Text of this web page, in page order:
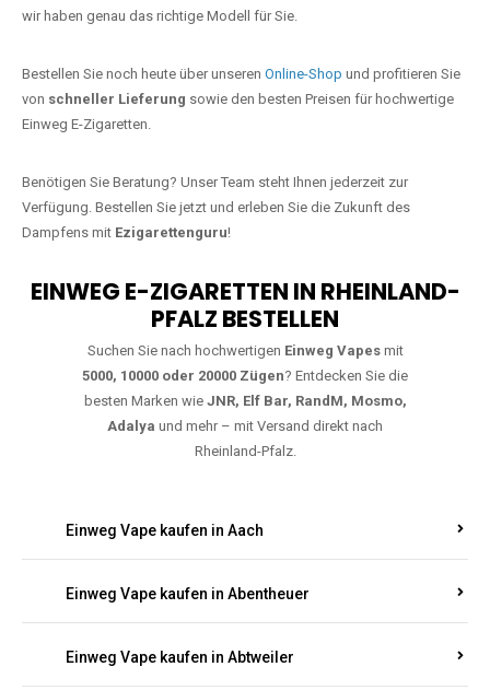
Bestellen Sie noch heute über unserenOnline-Shop
Einweg E-Zigaretten.
Benötigen Sie Beratung? Unser Team steht Ihnen jederzeit zur
EINWEG E-ZIGARETTEN IN RHEINLAND-
Suchen Sie nach hochwertigenEinweg Vapesmit
5000, 10000 oder 20000 Zügen? Entdecken Sie die
besten Marken wie
JNR, Elf Bar, RandM, Mosmo,
und mehr – mit Versand direkt nach
Rheinland-Pfalz.
Einweg Vape kaufen in Abentheuer
Einweg Vape kaufen in Abtweiler
Einweg Vape kaufen in Acht